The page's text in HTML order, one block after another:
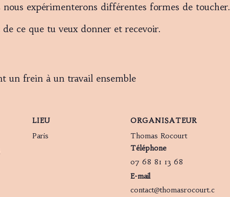
expérimenterons différentes formes de toucher.
ce que tu veux donner et recevoir.
un frein à un travail ensemble
LIEU
Paris
ORGANISATEUR
Thomas Rocourt
Téléphone
07 68 81 13 68
E-mail
contact@thomasrocourt.c